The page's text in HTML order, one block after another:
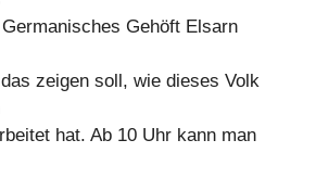
Gehöft Elsarn
zeigen soll, wie dieses Volk
hat. Ab 10 Uhr kann man